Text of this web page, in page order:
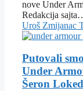
nove Under
Redakcija
Uroš Zmijanac
Putovali
Under
Šeron